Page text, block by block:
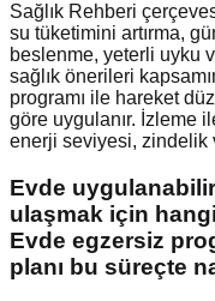
Sağlık Rehberi
su tüketimini artırma,
beslenme, yeterli uyku
sağlık önerileri
programı ile hareket
göre uygulanır. İzleme
enerji seviyesi, zindelik
Evde
ulaşmak için
Evde egzersiz
planı bu süreçte